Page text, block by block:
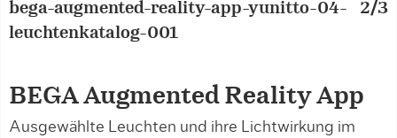
bega-augmented-reality-app-yunitto-04-
leuchtenkatalog-001
2/3
BEGA Augmented Reality App
Ausgewählte Leuchten und ihre Lichtwirkung im